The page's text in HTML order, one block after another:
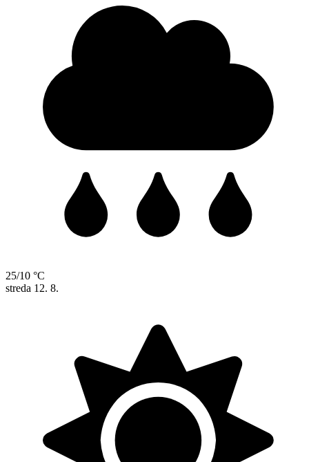
25/10 °C
streda 12. 8.